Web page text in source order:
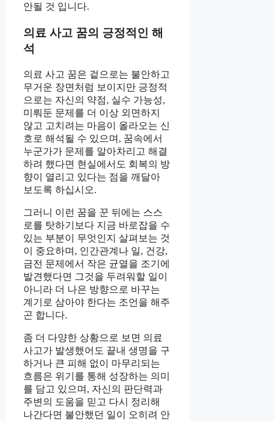
안될 것 입니다.
의료 사고 꿈의 긍정적인 해
석
의료 사고 꿈은 겉으로는 불안하고
무거운 장면처럼 보이지만 긍정적
으로는 자신의 약점, 실수 가능성,
미뤄둔 문제를 더 이상 외면하지
않고 고치려는 마음이 올라오는 신
호로 해석될 수 있으며, 꿈속에서
누군가가 문제를 알아차리고 해결
하려 했다면 현실에서도 회복의 방
향이 열리고 있다는 점을 깨달아
보도록 하십시오.
그러니 이런 꿈을 꾼 뒤에는 스스
로를 탓하기보다 지금 바로잡을 수
있는 부분이 무엇인지 살펴보는 것
이 중요하며, 인간관계나 일, 건강,
금전 문제에서 작은 균열을 조기에
발견했다면 그것을 두려워할 일이
아니라 더 나은 방향으로 바꾸는
계기로 삼아야 한다는 조언을 해주
곤 합니다.
좀 더 다양한 상황으로 보면 의료
사고가 발생했어도 끝내 생명을 구
하거나 큰 피해 없이 마무리되는
흐름은 위기를 통해 성장하는 의미
를 담고 있으며, 자신의 판단력과
주변의 도움을 믿고 다시 정리해
나간다면 불안했던 일이 오히려 안